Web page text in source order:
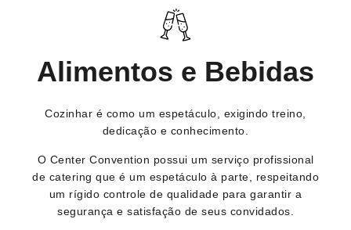
Alimentos e Bebidas
Cozinhar é como um espetáculo, exigindo treino,
dedicação e conhecimento.
O Center Convention possui um serviço profissional
de catering que é um espetáculo à parte, respeitando
um rígido controle de qualidade para garantir a
segurança e satisfação de seus convidados.